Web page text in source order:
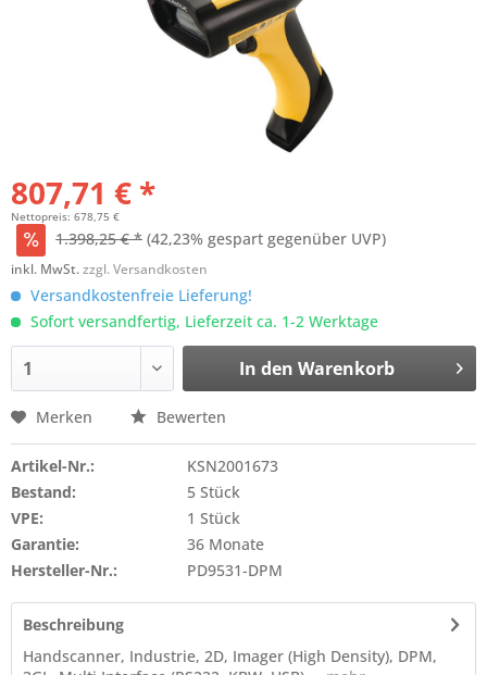
807,71 € *
Nettopreis: 678,75 €
1.398,25 € * (42,23% gespart gegenüber UVP)
inkl. MwSt.zzgl. Versandkosten
Versandkostenfreie Lieferung!
Sofort versandfertig, Lieferzeit ca. 1-2 Werktage
In den Warenkorb
Merken Bewerten
Artikel-Nr.:
KSN2001673
Bestand:
5 Stück
VPE:
1 Stück
Garantie:
36 Monate
Hersteller-Nr.:
PD9531-DPM
Beschreibung
Handscanner, Industrie, 2D, Imager (High Density), DPM,